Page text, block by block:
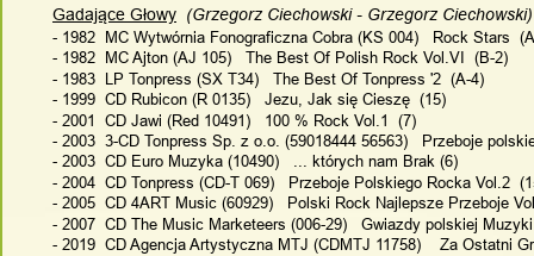
Gadające Głowy
  (Grzegorz Ciechowski - Grzegorz Ciechowski)
- 1982  MC Wytwórnia Fonograficzna Cobra (KS 004)   Rock Stars
- 1982  MC Ajton (AJ 105)   The Best Of Polish Rock Vol.VI  (B-2)
- 1983  LP Tonpress (SX T34)   The Best Of Tonpress '2  (A-4)
- 1999  CD Rubicon (R 0135)   Jezu, Jak się Cieszę  (15)
- 2001  CD Jawi (Red 10491)   100 % Rock Vol.1  (7)
- 2003  3-CD Tonpress Sp. z o.o. (59018444 56563)   Przeboje
- 2003  CD Euro Muzyka (10490)   ... których nam Brak (6)
- 2004  CD Tonpress (CD-T 069)   Przeboje Polskiego Rocka Vol.2
- 2005  CD 4ART Music (60929)   Polski Rock Najlepsze Przeboje
- 2007  CD The Music Marketeers (006-29)   Gwiazdy polskiej
- 2019  CD Agencja Artystyczna MTJ (CDMTJ 11758)    Za Ostatni